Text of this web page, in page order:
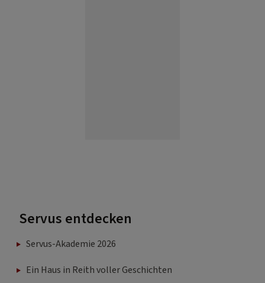
Servus entdecken
Servus-Akademie 2026
Ein Haus in Reith voller Geschichten